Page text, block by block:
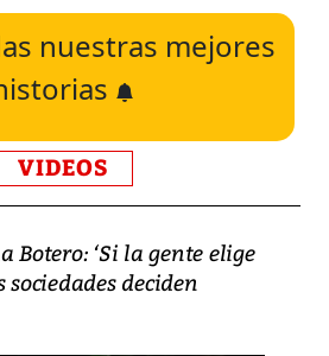
nuestras mejores
VIDEOS
Botero: ‘Si la gente elige
deciden